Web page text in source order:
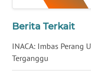
Berita Terkait
INACA: Imbas Perang
Terganggu
WN
KEPRI
WN
PAPUA